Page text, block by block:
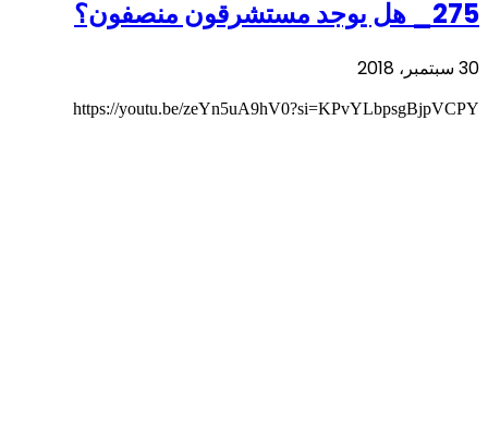
275_ هل يوجد مستشرقون منصفون؟
30 سبتمبر، 2018
https://youtu.be/zeYn5uA9hV0?si=KPvYLbpsgBjpVCPY